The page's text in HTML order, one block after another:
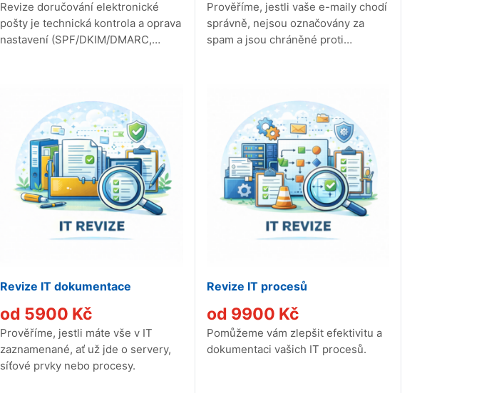
Revize doručování elektronické
pošty je technická kontrola a oprava
nastavení (SPF/DKIM/DMARC,
Prověříme, jestli vaše e-maily chodí
správně, nejsou označovány za
spam a jsou chráněné proti
Revize IT dokumentace
od 5900 Kč
Prověříme, jestli máte vše v IT
zaznamenané, ať už jde o servery,
síťové prvky nebo procesy.
Revize IT procesů
od 9900 Kč
Pomůžeme vám zlepšit efektivitu a
dokumentaci vašich IT procesů.